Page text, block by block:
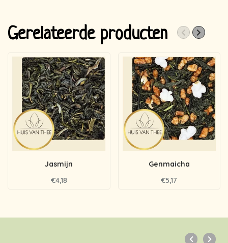
Gerelateerde producten
Jasmijn
€4,18
Genmaicha
€5,17